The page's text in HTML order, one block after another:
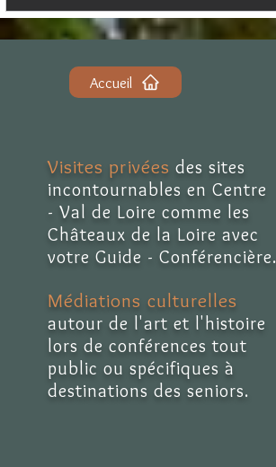
Accueil
Visites privées des sites
incontournables en Centre
- Val de Loire comme les
Châteaux de la Loire avec
votre Guide - Conférencière.
Médiations culturelles
autour de l'art et l'histoire
lors de conférences tout
public ou spécifiques à
destinations des seniors.